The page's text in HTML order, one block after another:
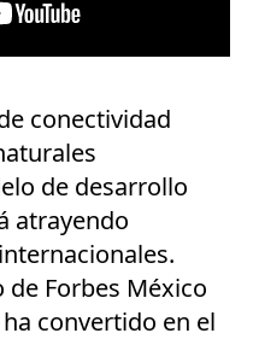
conectividad
de desarrollo
atrayendo
Forbes México
convertido en el